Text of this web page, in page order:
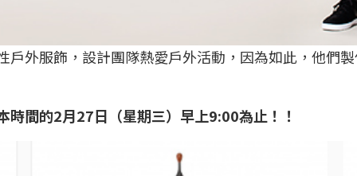
戶外服飾，設計團隊熱愛戶外活動，因為如此，他們
時間的2月27日（星期三）早上9:00為止！！